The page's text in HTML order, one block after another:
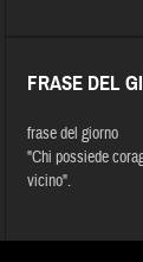
FRASE DEL
frase del giorno
"Chi possiede
vicino".